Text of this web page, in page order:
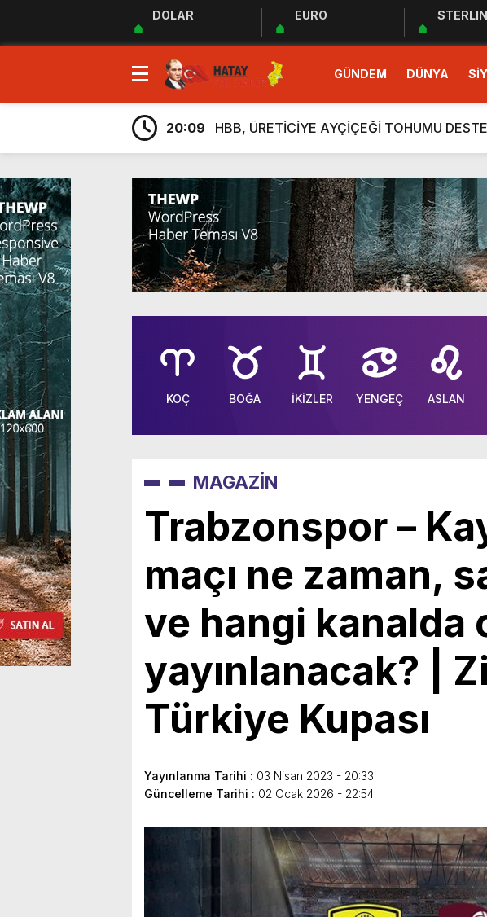
DOLAR EURO STERLIN
GÜNDEM DÜNYA
23:35
MUHTARLAR AKADEMİSİ EĞİTİM
9:33
“Özgür ve ilkeli basın demokrasinin
20:17
Uluslararası Gazeteciler Cemiyeti Hatay
20:09
HBB, ÜRETİCİYE AYÇİÇEĞİ TOHUMU
20:05
Güç Birliği” İlan Edildi!
6:38
Üretim, İstihdam ve Yatırım Taahhütleri
6:23
ARSUZ İLÇE SAĞLIK MÜDÜRLÜĞÜNDEN
6:13
Taziye Evi Projesi Tamamen Halkın
5:54
“Lezzetin ve Kültürün Lideri: Hatay
5:48
Hatay Depki Halk Oyunları Ekibi Türkiye
KOÇ BOĞA İKİZLER YENGEÇ ASLAN
MAGAZİN
Trabzonspor –
maçı ne zaman,
ve hangi kanalda
yayınlanacak? |
Türkiye Kupası
Yayınlanma Tarihi : 03 Nisan 2023 - 20:33
Güncelleme Tarihi : 02 Ocak 2026 - 22:54